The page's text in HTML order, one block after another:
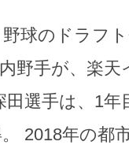
球のドラフ
野手が、楽
選手は、1
2018年の都